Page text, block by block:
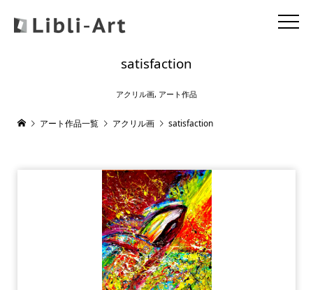
satisfaction
アクリル画, アート作品
アート作品一覧 アクリル画 satisfaction